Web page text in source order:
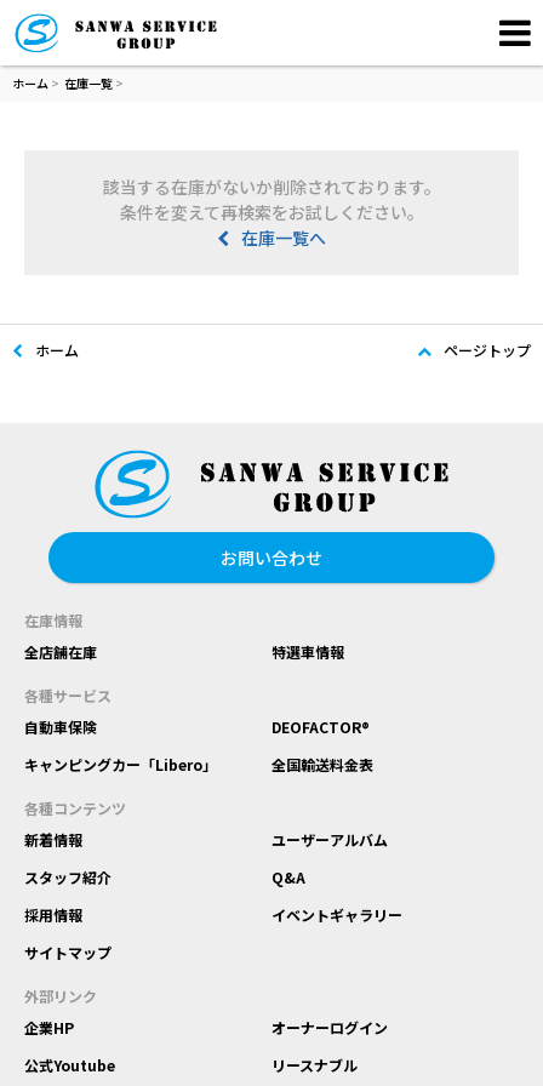
ホーム > 在庫一覧 >
該当する在庫がないか削除されております。
条件を変えて再検索をお試しください。
在庫一覧へ
ホーム ページトップ
お問い合わせ
在庫情報
全店舗在庫
特選車情報
各種サービス
自動車保険
DEOFACTOR®
キャンピングカー「Libero」
全国輸送料金表
各種コンテンツ
新着情報
ユーザーアルバム
スタッフ紹介
Q&A
採用情報
イベントギャラリー
サイトマップ
外部リンク
企業HP
オーナーログイン
公式Youtube
リースナブル